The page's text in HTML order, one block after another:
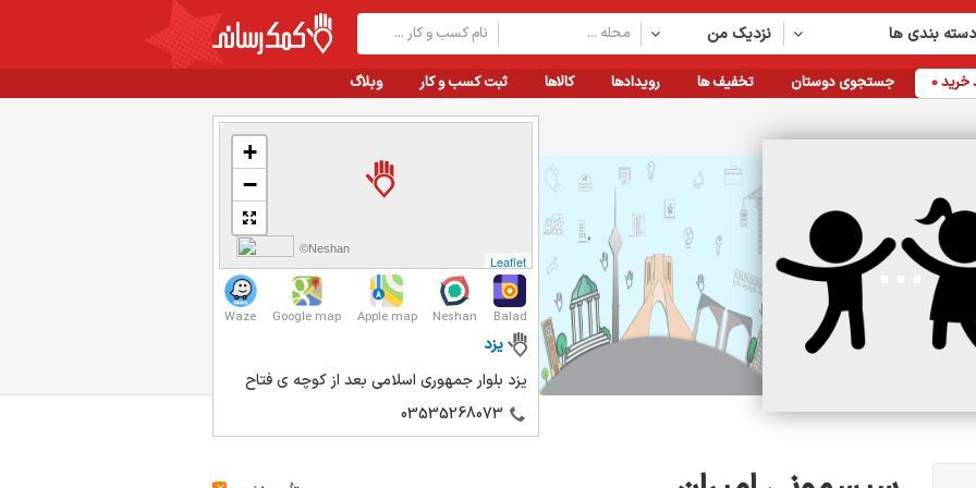
نزدیک من بندی ها
وبلاگ ثبت کسب و کار کالاها رویدادها تخفیف ها جستجوی دوستان خرید0
+
−
Leaflet
©Neshan
Balad
Neshan
Apple map
Google map
Waze
یزد
یزد بلوار جمهوری اسلامی بعد از کوچه ی فتاح
03535268073